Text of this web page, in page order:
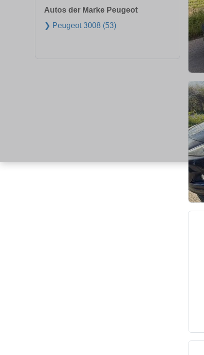
Autos der Marke Peugeot
❯ Peugeot 3008 (53)